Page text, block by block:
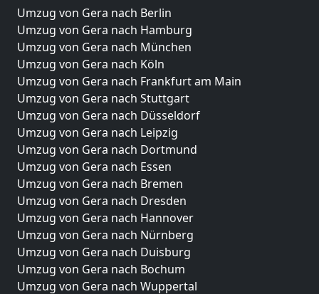
Umzug von Gera nach Berlin
Umzug von Gera nach Hamburg
Umzug von Gera nach München
Umzug von Gera nach Köln
Umzug von Gera nach Frankfurt am Main
Umzug von Gera nach Stuttgart
Umzug von Gera nach Düsseldorf
Umzug von Gera nach Leipzig
Umzug von Gera nach Dortmund
Umzug von Gera nach Essen
Umzug von Gera nach Bremen
Umzug von Gera nach Dresden
Umzug von Gera nach Hannover
Umzug von Gera nach Nürnberg
Umzug von Gera nach Duisburg
Umzug von Gera nach Bochum
Umzug von Gera nach Wuppertal